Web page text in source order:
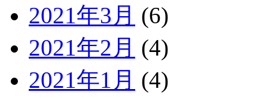
2021年3月 (6)
2021年2月 (4)
2021年1月 (4)